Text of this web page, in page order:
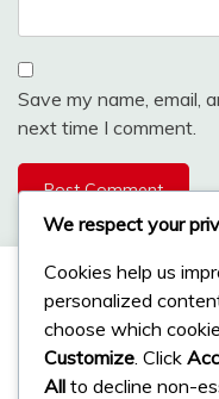
Save my name, email,
next time I comment.
Links
Wer wir sind
We respect your
Cookies help us
personalized
choose which
Customize . Click
All to decline non-